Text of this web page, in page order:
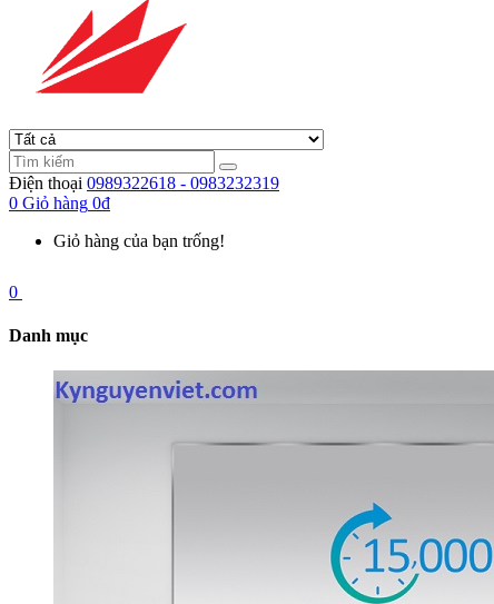
Điện thoại 0989322618 - 0983232319
0 Giỏ hàng 0đ
Giỏ hàng của bạn trống!
0
Danh mục